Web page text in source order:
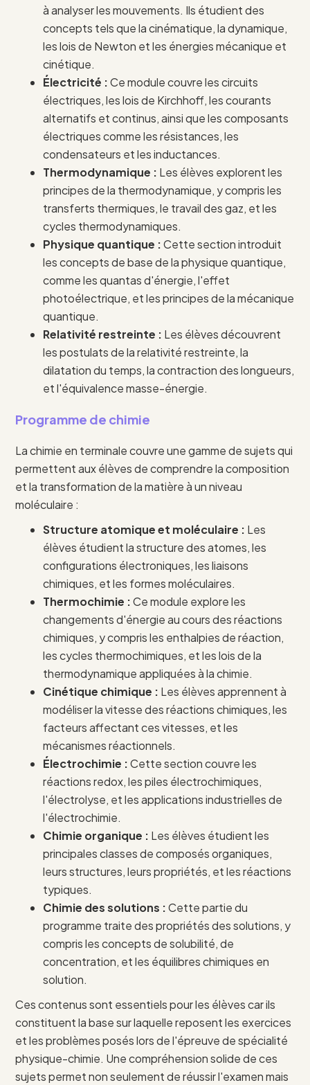
à analyser les mouvements. Ils étudient des
concepts tels que la cinématique, la dynamique,
les lois de Newton et les énergies mécanique et
cinétique.
Électricité :Ce module couvre les circuits
électriques, les lois de Kirchhoff, les courants
alternatifs et continus, ainsi que les composants
électriques comme les résistances, les
condensateurs et les inductances.
Thermodynamique : Les élèves explorent les
principes de la thermodynamique, y compris les
transferts thermiques, le travail des gaz, et les
cycles thermodynamiques.
Physique quantique :Cette section introduit
les concepts de base de la physique quantique,
comme les quantas d'énergie, l'effet
photoélectrique, et les principes de la mécanique
quantique.
Relativité restreinte : Les élèves découvrent
les postulats de la relativité restreinte, la
dilatation du temps, la contraction des longueurs,
et l'équivalence masse-énergie.
Programme de chimie
La chimie en terminale couvre une gamme de sujets qui
permettent aux élèves de comprendre la composition
et la transformation de la matière à un niveau
moléculaire :
Structure atomique et moléculaire : Les
élèves étudient la structure des atomes, les
configurations électroniques, les liaisons
chimiques, et les formes moléculaires.
Thermochimie :Ce module explore les
changements d'énergie au cours des réactions
chimiques, y compris les enthalpies de réaction,
les cycles thermochimiques, et les lois de la
thermodynamique appliquées à la chimie.
Cinétique chimique : Les élèves apprennent à
modéliser la vitesse des réactions chimiques, les
facteurs affectant ces vitesses, et les
mécanismes réactionnels.
Électrochimie :Cette section couvre les
réactions redox, les piles électrochimiques,
l'électrolyse, et les applications industrielles de
l'électrochimie.
Chimie organique : Les élèves étudient les
principales classes de composés organiques,
leurs structures, leurs propriétés, et les réactions
typiques.
Chimie des solutions :Cette partie du
programme traite des propriétés des solutions, y
compris les concepts de solubilité, de
concentration, et les équilibres chimiques en
solution.
Ces contenus sont essentiels pour les élèves car ils
constituent la base sur laquelle reposent les exercices
et les problèmes posés lors de l'épreuve de spécialité
physique-chimie. Une compréhension solide de ces
sujets permet non seulement de réussir l'examen mais